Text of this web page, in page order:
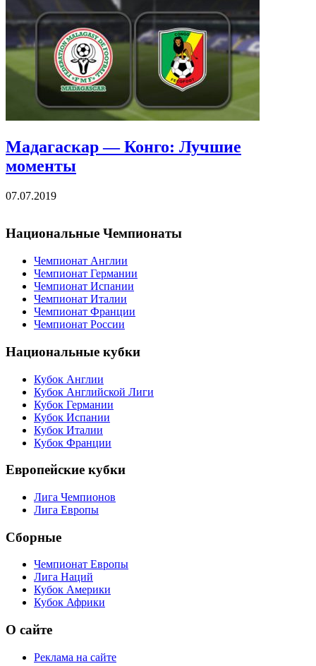
Мадагаскар — Конго: Лучшие
моменты
07.07.2019
Национальные Чемпионаты
Чемпионат Англии
Чемпионат Германии
Чемпионат Испании
Чемпионат Италии
Чемпионат Франции
Чемпионат России
Национальные кубки
Кубок Англии
Кубок Английской Лиги
Кубок Германии
Кубок Испании
Кубок Италии
Кубок Франции
Европейские кубки
Лига Чемпионов
Лига Европы
Сборные
Чемпионат Европы
Лига Наций
Кубок Америки
Кубок Африки
О сайте
Реклама на сайте